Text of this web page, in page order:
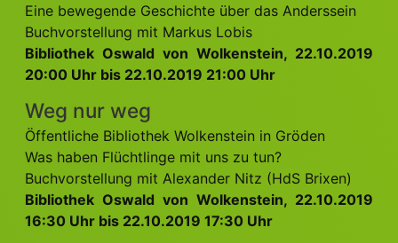
Eine bewegende Geschichte über das Anderssein
Buchvorstellung mit Markus Lobis
Bibliothek Oswald von Wolkenstein, 22.10.2019
20:00 Uhr bis 22.10.2019 21:00 Uhr
Weg nur weg
Öffentliche Bibliothek Wolkenstein in Gröden
Was haben Flüchtlinge mit uns zu tun?
Buchvorstellung mit Alexander Nitz (HdS Brixen)
Bibliothek Oswald von Wolkenstein, 22.10.2019
16:30 Uhr bis 22.10.2019 17:30 Uhr